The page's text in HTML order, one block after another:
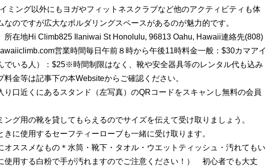
ミング以外にもヨガやフィットネスクラブなど他のアクティビティも体
なのですが広大なボルダリングスペースがあるのが魅力的です。
在地Hi Climb825 Ilaniwai St Honolulu, 96813 Oahu, Hawaii連絡先(808)
営業時間毎日午前８時から午後11時料金一般：$30カマアイ
でいる人）：$25※時間制限はなく、靴や安全器具等のレンタル代も込み
金等は記事下の本Websiteからご確認ください。
口近くにあるスタンド（左写真）のQRコードをスキャンし無料の会員
グ用の靴を貸してもらえるのでサイズを伝えて受け取りましょう。
に使用するセーフティーロープも一緒に受け取ります。
オススメなもの＊水筒・靴下・タオル・ウエットティッシュ・汚れてもい
使用する白粉で手が汚れますのでご注意ください！） 初心者でも大丈